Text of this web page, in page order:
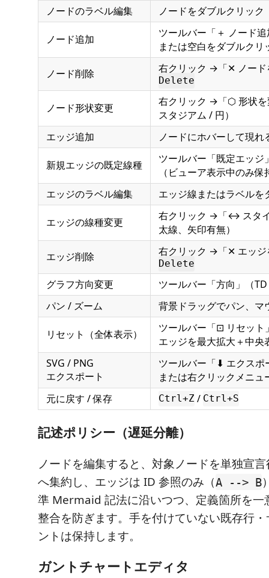
ノードのラベル編集
ノードをダブルクリック
ノード追加
ツールバー「＋ ノード
または空白をダブルクリ
ノード削除 右クリック →「✕ ノード
Delete
ノード形状変更
右クリック →「⬡ 形状
スタジアム / 円）
エッジ追加
ノードにホバーして現
新規エッジの既定線種
ツールバー「既定エッジ
（ビューア表示中のみ
エッジのラベル編集
エッジ線またはラベルを
エッジの線種変更
右クリック →「↔ スタ
太線、矢印有無）
エッジ削除 右クリック →「✕ エッジ
Delete
グラフ方向変更
ツールバー「方向」（
パン / ズーム
背景ドラッグでパン、マ
リセット（全体表示）
ツールバー「⊡ リセット
エッジを最大拡大＋中央
SVG / PNG
エクスポート
ツールバー「⬇ エクスポ
または右クリックメニュ
元に戻す / 保存
Ctrl+Z / Ctrl+S
記述ポリシー（遅延分離）
ノードを編集すると、対象ノードを単独宣
へ集約し、エッジは ID 参照のみ（A --> B
準 Mermaid 記法に沿いつつ、定義箇所を一
整合を防ぎます。手を付けていない既存行
ントは保持します。
ガントチャートエディタ